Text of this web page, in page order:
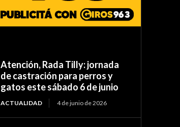
Atención, Rada Tilly: jornada
de castración para perros y
gatos este sábado 6 de junio
ACTUALIDAD 4 de junio de 2026